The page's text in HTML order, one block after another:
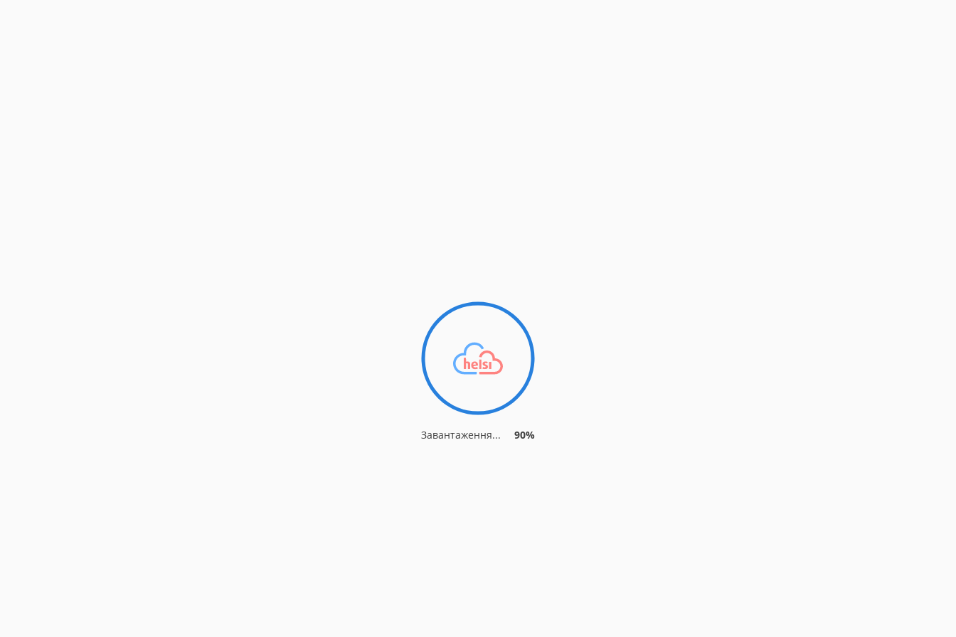
Завантаження... 90%